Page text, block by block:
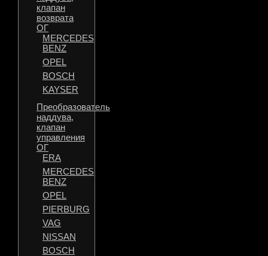
клапан
возврата
ОГ
MERCEDES
BENZ
OPEL
BOSCH
KAYSER
Преобразователь
наддува,
клапан
управления
ОГ
ERA
MERCEDES
BENZ
OPEL
PIERBURG
VAG
NISSAN
BOSCH